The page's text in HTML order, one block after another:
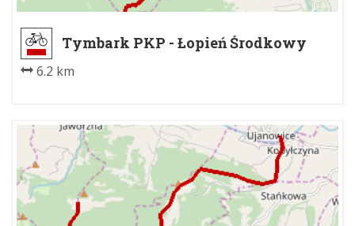
Tymbark PKP - Łopień Środkowy
6.2 km